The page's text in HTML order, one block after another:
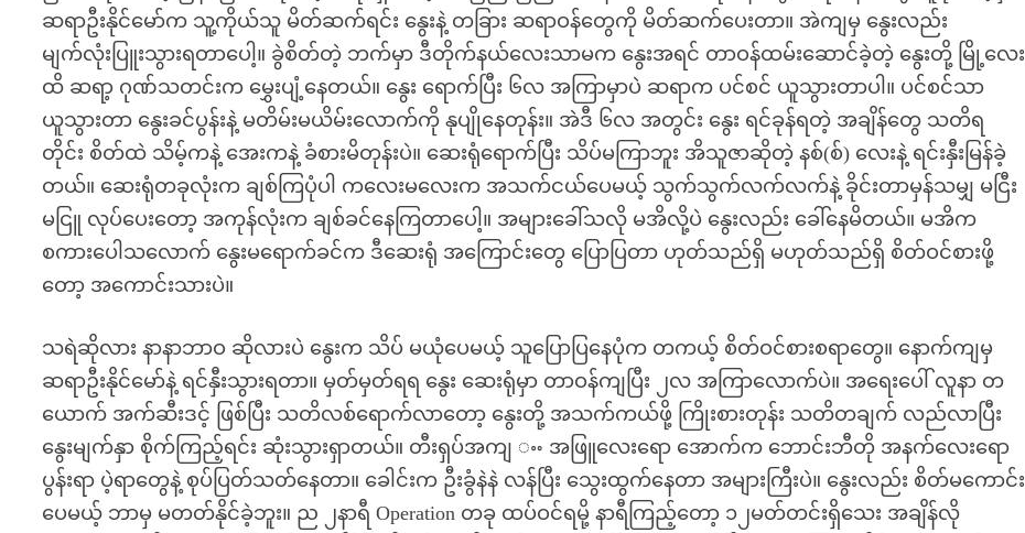
ဆရာဦးနိုင်မော်က သူ့ကိုယ်သူ မိတ်ဆက်ရင်း နွေးနဲ့ တခြား ဆရာဝန်တွေကို မိတ်ဆက်ပေးတာ။ အဲကျမှ နွေးလည်း
မျက်လုံးပြူးသွားရတာပေါ့။ ခွဲစိတ်တဲ့ ဘက်မှာ ဒီတိုက်နယ်လေးသာမက နွေးအရင် တာဝန်ထမ်းဆောင်ခဲ့တဲ့ နွေးတို့ မြို့လေး
ထိ ဆရာ့ ဂုဏ်သတင်းက မွှေးပျံ့နေတယ်။ နွေး ရောက်ပြီး ၆လ အကြာမှာပဲ ဆရာက ပင်စင် ယူသွားတာပါ။ ပင်စင်သာ
ယူသွားတာ နွေးခင်ပွန်းနဲ့ မတိမ်းမယိမ်းလောက်ကို နုပျိုနေတုန်း။ အဲဒီ ၆လ အတွင်း နွေး ရင်ခုန်ရတဲ့ အချိန်တွေ သတိရ
တိုင်း စိတ်ထဲ သိမ့်ကနဲ့ အေးကနဲ့ ခံစားမိတုန်းပဲ။ ဆေးရုံရောက်ပြီး သိပ်မကြာဘူး အိသူဇာဆိုတဲ့ နစ်(စ်) လေးနဲ့ ရင်းနှီးမြန်ခဲ့
တယ်။ ဆေးရုံတခုလုံးက ချစ်ကြပုံပါ ကလေးမလေးက အသက်ငယ်ပေမယ့် သွက်သွက်လက်လက်နဲ့ ခိုင်းတာမှန်သမျှ မငြီး
မငြူ လုပ်ပေးတော့ အကုန်လုံးက ချစ်ခင်နေကြတာပေါ့။ အများခေါ်သလို မအိလို့ပဲ နွေးလည်း ခေါ်နေမိတယ်။ မအိက
စကားပေါသလောက် နွေးမရောက်ခင်က ဒီဆေးရုံ အကြောင်းတွေ ပြောပြတာ ဟုတ်သည်ရှိ မဟုတ်သည်ရှိ စိတ်ဝင်စားဖို့
တော့ အကောင်းသားပဲ။
သရဲဆိုလား နာနာဘာဝ ဆိုလားပဲ နွေးက သိပ် မယုံပေမယ့် သူပြောပြနေပုံက တကယ့် စိတ်ဝင်စားစရာတွေ။ နောက်ကျမှ
ဆရာဦးနိုင်မော်နဲ့ ရင်နှီးသွားရတာ။ မှတ်မှတ်ရရ နွေး ဆေးရုံမှာ တာဝန်ကျပြီး ၂လ အကြာလောက်ပဲ။ အရေးပေါ် လူနာ တ
ယောက် အက်ဆီးဒင့် ဖြစ်ပြီး သတိလစ်ရောက်လာတော့ နွေးတို့ အသက်ကယ်ဖို့ ကြိုးစားတုန်း သတိတချက် လည်လာပြီး
နွေးမျက်နှာ စိုက်ကြည့်ရင်း ဆုံးသွားရှာတယ်။ တီးရှပ်အကျ ႌ အဖြူလေးရော အောက်က ဘောင်းဘီတို အနက်လေးရော
ပွန်းရာ ပဲ့ရာတွေနဲ့ စုပ်ပြတ်သတ်နေတာ။ ခေါင်းက ဦးခွံနဲနဲ လန်ပြီး သွေးထွက်နေတာ အများကြီးပဲ။ နွေးလည်း စိတ်မကောင်း
ပေမယ့် ဘာမှ မတတ်နိုင်ခဲ့ဘူး။ ည ၂နာရီ Operation တခု ထပ်ဝင်ရမို့ နာရီကြည့်တော့ ၁၂မတ်တင်းရှိသေး အချိန်လို